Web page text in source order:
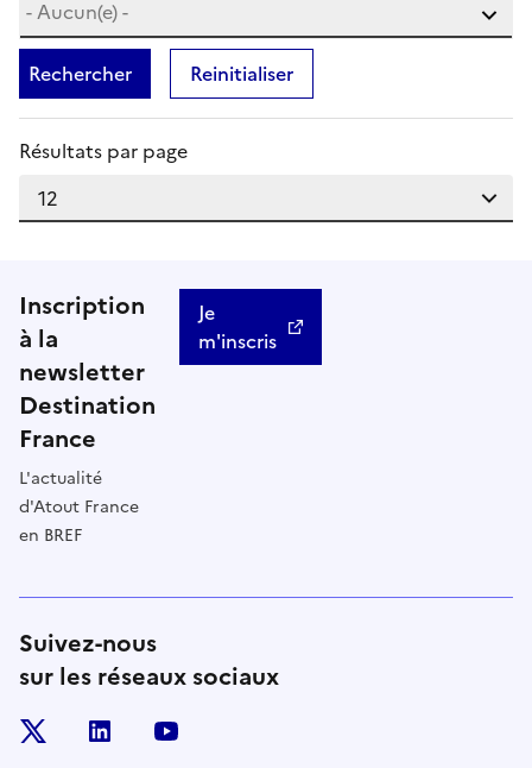
Rechercher Reinitialiser
Résultats par page
Inscription
à la
newsletter
Destination
France
L'actualité
d'Atout France
en BREF
Je
m'inscris
Suivez-nous
sur les réseaux sociaux
linkedin